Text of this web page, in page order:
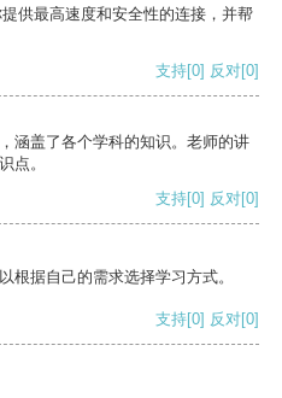
供最高速度和安全性的连接，并帮
支持[0] 反对[0]
涵盖了各个学科的知识。老师的讲
点。
支持[0] 反对[0]
根据自己的需求选择学习方式。
支持[0] 反对[0]